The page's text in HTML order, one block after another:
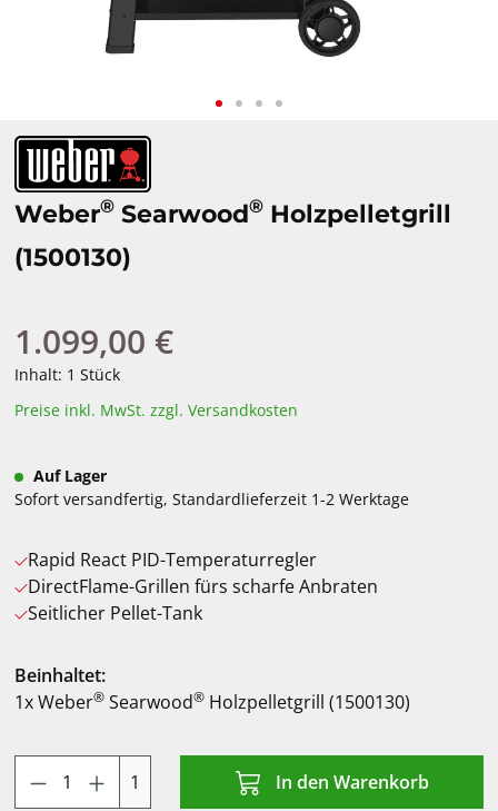
Weber® Searwood® Holzpelletgrill
(1500130)
Regulärer Preis:
1.099,00 €
Inhalt: 1 Stück
Preise inkl. MwSt. zzgl. Versandkosten
Auf Lager
Sofort versandfertig, Standardlieferzeit 1-2 Werktage
Rapid React PID-Temperaturregler
DirectFlame-Grillen fürs scharfe Anbraten
Seitlicher Pellet-Tank
Beinhaltet:
1x Weber® Searwood® Holzpelletgrill (1500130)
Produkt Anzahl: Gib den gewünschten
1 In den Warenkorb